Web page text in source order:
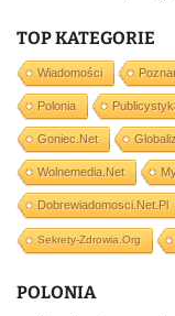
TOP KATEGORIE
Wiadomości
Polonia
Goniec.net
Wolnemedia.net
Dobrewiadomosci.net.pl
Sekrety-Zdrowia.org
POLONIA